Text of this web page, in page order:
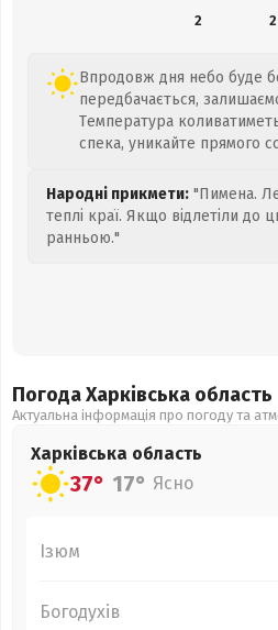
2
2
Впродовж дня небо буде
передбачається,
Температура
спека, уникайте прямого
Народні прикмети: "Пимена.
теплі краї. Якщо відлетіли до
ранньою."
Погода Харківська область
Актуальна інформація про погоду та
Харківська область
37° 17° Ясно
Ізюм
Богодухів